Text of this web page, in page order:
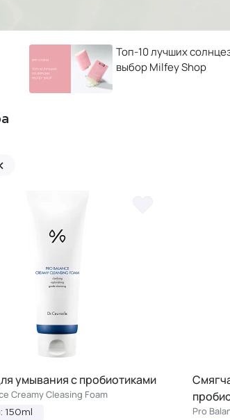
Топ-10 лучших
выбор Milfey Shop
умывания с пробиотиками
Creamy Cleasing Foam
150ml Pro